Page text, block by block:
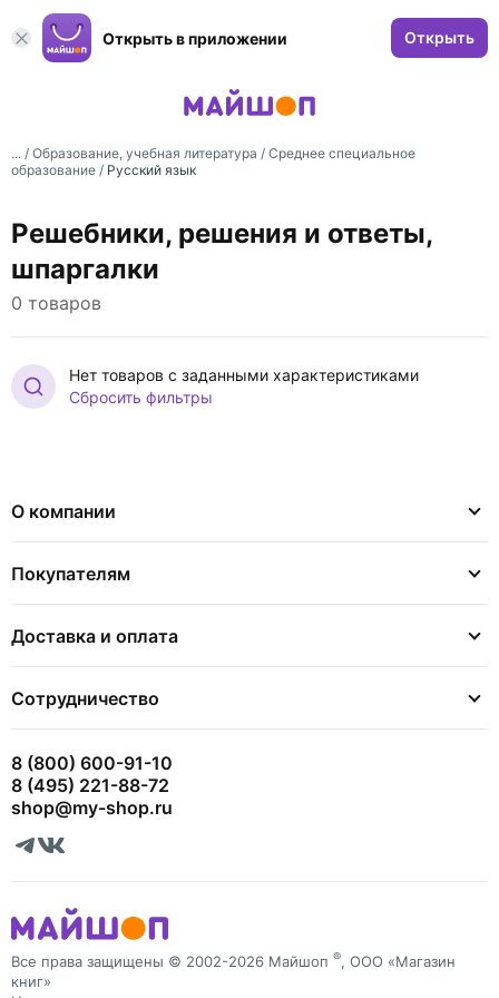
Открыть в приложении Открыть
... / Образование, учебная литература / Среднее специальное
образование / Русский язык
Решебники, решения и ответы,
шпаргалки
0 товаров
Нет товаров с заданными характеристиками
Сбросить фильтры
О компании
Покупателям
Доставка и оплата
Сотрудничество
8 (800) 600-91-10
8 (495) 221-88-72
shop@my-shop.ru
Все права защищены © 2002-2026 Майшоп ®, ООО «Магазин
книг»